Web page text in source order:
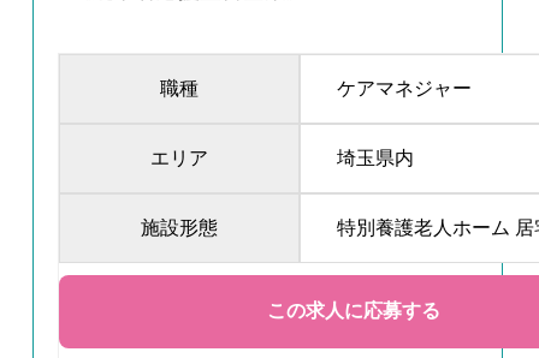
職種 ケアマネジャー
エリア 埼玉県内
施設形態 特別養護老人ホーム